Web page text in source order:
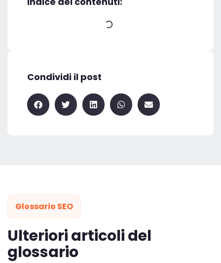
Condividi il post
Glossario SEO
Ulteriori articoli del
glossario